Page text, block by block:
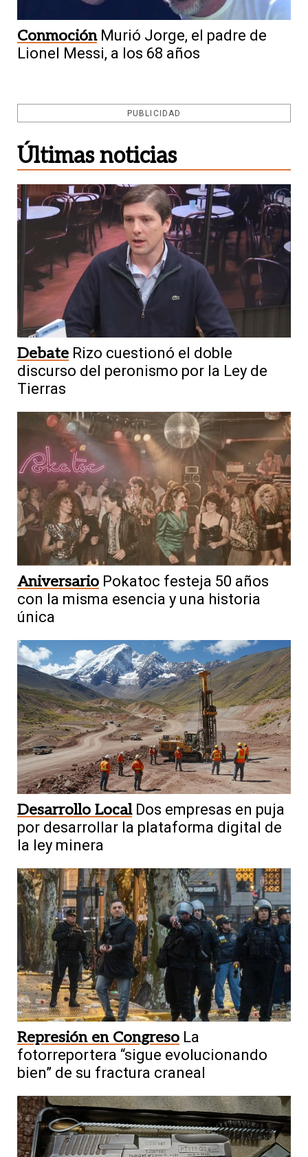
Conmoción Murió Jorge, el padre de
Lionel Messi, a los 68 años
PUBLICIDAD
Últimas noticias
Debate Rizo cuestionó el doble
discurso del peronismo por la Ley de
Tierras
Aniversario Pokatoc festeja 50 años
con la misma esencia y una historia
única
Desarrollo Local Dos empresas en puja
por desarrollar la plataforma digital de
la ley minera
Represión en Congreso La
fotorreportera “sigue evolucionando
bien” de su fractura craneal